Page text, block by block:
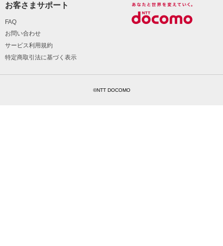
お客さまサポート
FAQ
お問い合わせ
サービス利用規約
特定商取引法に基づく表示
©NTT DOCOMO